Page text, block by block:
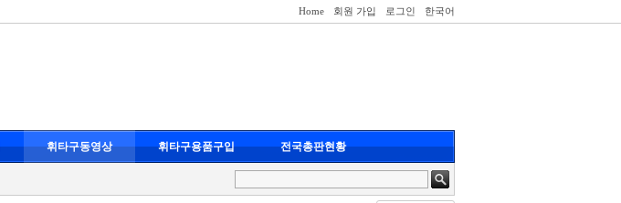
Home 회원 가입 로그인 한국어
휘타구동영상 휘타구용품구입 전국총판현황
사무총국